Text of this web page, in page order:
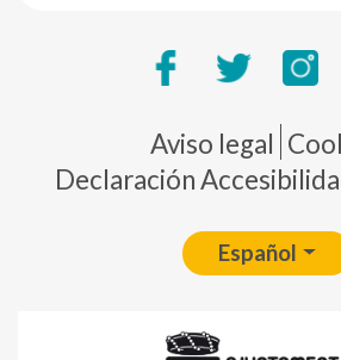
Pie
Aviso legal
Declaración
Español